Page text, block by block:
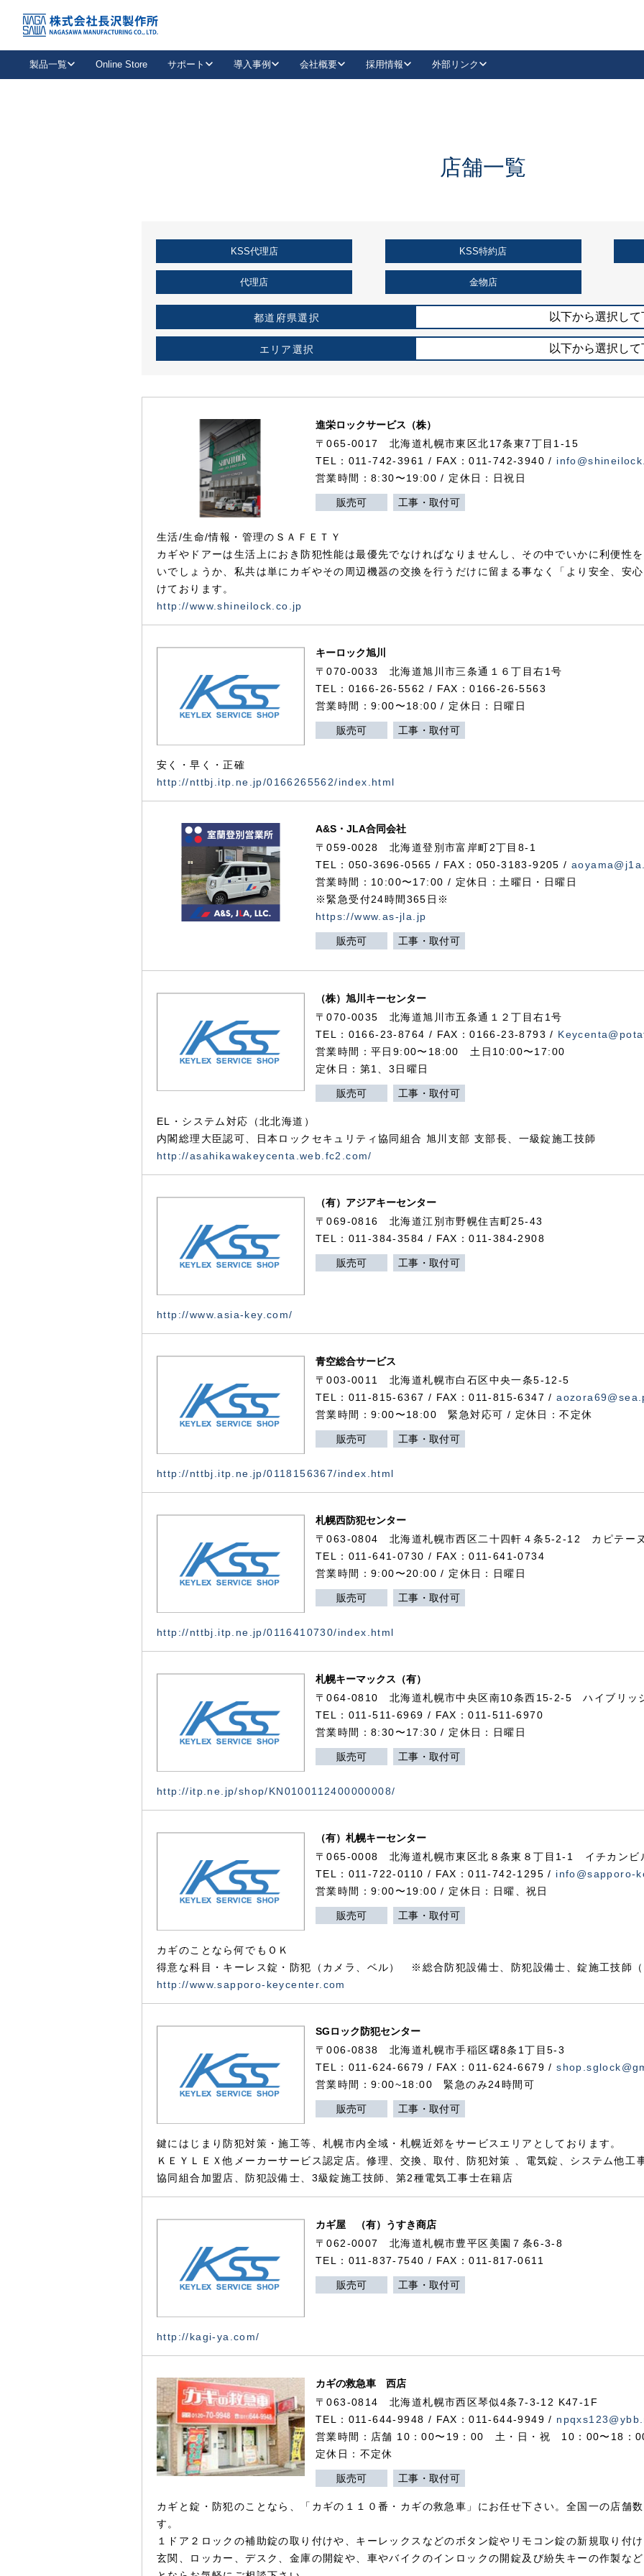
製品一覧
抗ウイルス・抗菌製品
キーレックスを品番からお探しいただけます。
Online Store サポート
取扱店情報
お役立ち情報
導入事例
企業様採用事例
会社概要 採用情報 外部リンク
LinkedIn
KSS加盟店・取扱店情報
店舗一覧
店舗一覧
KSS代理店 KSS特約店
代理店 金物店
都道府県選択 以下から選択し
エリア選択 以下から選択し
進栄ロックサービス（株）
〒065-0017 北海道札幌市東区北17条東7丁目1-15
TEL：011-742-3961 / FAX：011-742-3940 /
営業時間：8:30〜19:00 / 定休日：日祝日
販売可 工事・取付可
生活/生命/情報・管理のＳＡＦＥＴＹ
カギやドアーは生活上におき防犯性能は最優先でなければなりませんし、その中でいかに利便性
いでしょうか、私共は単にカギやその周辺機器の交換を行うだけに留まる事なく「より安全、安
けております。
http://www.shineilock.co.jp
キーロック旭川
〒070-0033 北海道旭川市三条通１６丁目右1号
TEL：0166-26-5562 / FAX：0166-26-5563
営業時間：9:00〜18:00 / 定休日：日曜日
販売可 工事・取付可
安く・早く・正確
http://nttbj.itp.ne.jp/0166265562/index.html
A&S・JLA合同会社
〒059-0028北海道登別市富岸町2丁目 8-1
TEL：050-3696-0565 / FAX：050-3183-9205 /
営業時間：10:00〜17:00 / 定休日：土曜日・日曜日
※緊急受付24時間365日※
https://www.as-jla.jp
販売可 工事・取付可
（株）旭川キーセンター
〒070-0035 北海道旭川市五条通１２丁目右1号
TEL：0166-23-8764 / FAX：0166-23-8793 /
営業時間：平日9:00〜18:00 土日10:00〜17:00
定休日：第1、3日曜日
販売可 工事・取付可
EL・システム対応（北北海道）
内閣総理大臣認可、日本ロックセキュリティ協同組合 旭川支部 支部長、一級錠施工技師
http://asahikawakeycenta.web.fc2.com/
（有）アジアキーセンター
〒069-0816 北海道江別市野幌住吉町25-43
TEL：011-384-3584 / FAX：011-384-2908
販売可 工事・取付可
http://www.asia-key.com/
青空総合サービス
〒003-0011 北海道札幌市白石区中央一条5-12-5
TEL：011-815-6367 / FAX：011-815-6347 /
営業時間：9:00〜18:00 緊急対応可 / 定休日：不定休
販売可 工事・取付可
http://nttbj.itp.ne.jp/0118156367/index.html
札幌西防犯センター
〒063-0804 北海道札幌市西区二十四軒４条5-2-12 カピテー
TEL：011-641-0730 / FAX：011-641-0734
営業時間：9:00〜20:00 / 定休日：日曜日
販売可 工事・取付可
http://nttbj.itp.ne.jp/0116410730/index.html
札幌キーマックス（有）
〒064-0810 北海道札幌市中央区南10条西15-2-5 ハイブリッ
TEL：011-511-6969 / FAX：011-511-6970
営業時間：8:30〜17:30 / 定休日：日曜日
販売可 工事・取付可
http://itp.ne.jp/shop/KN0100112400000008/
（有）札幌キーセンター
〒065-0008 北海道札幌市東区北８条東８丁目1-1 イチカンビ
TEL：011-722-0110 / FAX：011-742-1295 / info@sapporo-
営業時間：9:00〜19:00 / 定休日：日曜、祝日
販売可 工事・取付可
カギのことなら何でもＯＫ
得意な科目・キーレス錠・防犯（カメラ、ベル） ※総合防犯設備士、防犯設備士、錠施工技師
http://www.sapporo-keycenter.com
SGロック防犯センター
〒006-0838 北海道札幌市手稲区曙8条1丁目5-3
TEL：011-624-6679 / FAX：011-624-6679 /
営業時間：9:00~18:00 緊急のみ24時間可
販売可 工事・取付可
鍵にはじまり防犯対策・施工等、札幌市内全域・札幌近郊をサービスエリアとしております。
ＫＥＹＬＥＸ他メーカーサービス認定店。修理、交換、取付、防犯対策 、電気錠、システム他工
協同組合加盟店、防犯設備士、3級錠施工技師、第2種電気工事士在籍店
カギ屋 （有）うすき商店
〒062-0007 北海道札幌市豊平区美園７条6-3-8
TEL：011-837-7540 / FAX：011-817-0611
販売可 工事・取付可
http://kagi-ya.com/
カギの救急車 西店
〒063-0814 北海道札幌市西区琴似4条7-3-12 K47-1F
TEL：011-644-9948 / FAX：011-644-9949 /
営業時間：店舗 10：00〜19：00 土・日・祝 10：00〜18：
定休日：不定休
販売可 工事・取付可
カギと錠・防犯のことなら、「カギの１１０番・カギの救急車」にお任せ下さい。全国一の店舗
す。
１ドア２ロックの補助錠の取り付けや、キーレックスなどのボタン錠やリモコン錠の新規取り付
玄関、ロッカー、デスク、金庫の開錠や、車やバイクのインロックの開錠及び紛失キーの作製な